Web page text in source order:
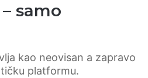
samo
kao neovisan a zapravo
platformu.